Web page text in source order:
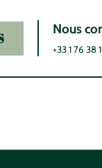
Nous
+33 1 76 38